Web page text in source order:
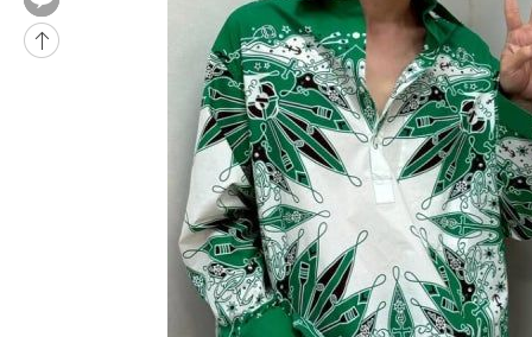
-4367초 전 >
[속보]與 당대표 경선, 제주·인천 권리당원 투표 김민석 승리
30분 전 >
낮 최고 35도 '무더위'…동해안 시간당 30㎜ '강한 비'[내일날씨]
[속보]이강인 "감독님이 원하는 마음 느꼈고, 많은 트로피 원해 아
수도권 40도 육박 '펄펄'…동해안 일부 지역엔 호의주의보
온열질환 사망자 3명 늘어…누적 환자 3000명 돌파
강릉에 시간당 81.4㎜ 물폭탄…도로 잠기고 담벼락 붕괴
백운산서 80년근 천종산삼 9뿌리 발견…감정가 1.3억원
선재도서 해루질 나섰다 실종 60대, 닷새 만에 숨진 채 발견
남자 농구, 나고야 아시안게임서 '홈팀' 일본과 한일전
여수 오동도 해상서 모터보트 전복…1명 사망·1명 실종